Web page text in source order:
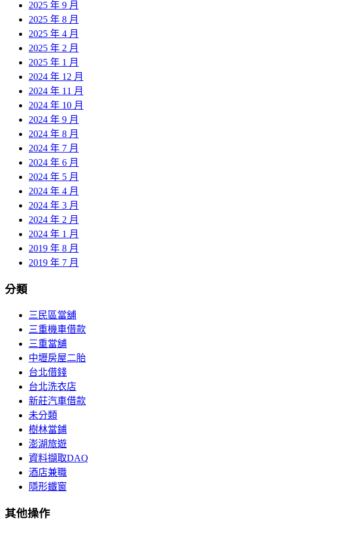
2025 年 9 月
2025 年 8 月
2025 年 4 月
2025 年 2 月
2025 年 1 月
2024 年 12 月
2024 年 11 月
2024 年 10 月
2024 年 9 月
2024 年 8 月
2024 年 7 月
2024 年 6 月
2024 年 5 月
2024 年 4 月
2024 年 3 月
2024 年 2 月
2024 年 1 月
2019 年 8 月
2019 年 7 月
分類
三民區當舖
三重機車借款
三重當舖
中壢房屋二胎
台北借錢
台北洗衣店
新莊汽車借款
未分類
樹林當鋪
澎湖旅遊
資料擷取DAQ
酒店兼職
隱形鐵窗
其他操作